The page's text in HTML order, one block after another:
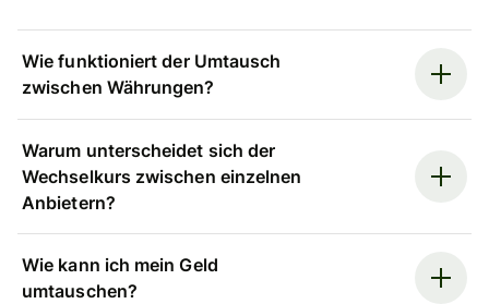
Wie funktioniert der Umtausch
zwischen Währungen?
Warum unterscheidet sich der
Wechselkurs zwischen einzelnen
Anbietern?
Wie kann ich mein Geld
umtauschen?